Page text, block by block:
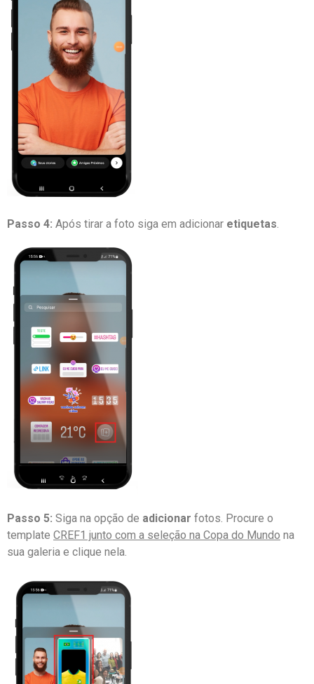
Passo 4: Após tirar a foto siga em adicionar etiquetas
Passo 5: Siga na opção de adicionar fotos. Procure o
template CREF1 junto com a seleção na Copa do Mundo na
sua galeria e clique nela.